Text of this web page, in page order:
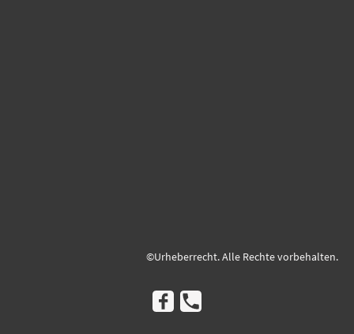
©Urheberrecht. Alle Rechte vorbehalten.